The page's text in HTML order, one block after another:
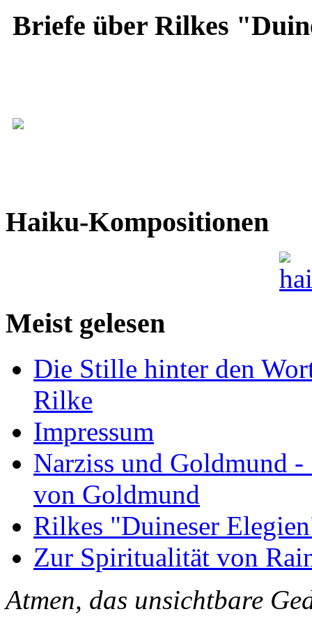
Briefe über Rilkes
Haiku-Kompositionen
Meist gelesen
Die Stille hinter den
Rilke
Impressum
Narziss und Goldmund
von Goldmund
Rilkes "Duineser
Zur Spiritualität von
Atmen, das unsichtbare